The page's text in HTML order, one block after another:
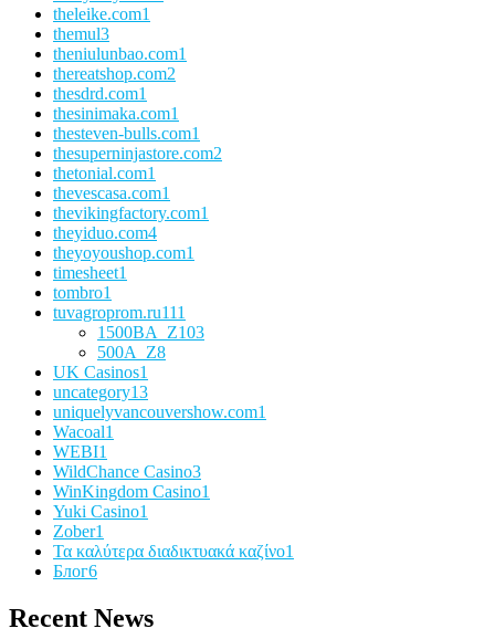
theleike.com1
themul3
theniulunbao.com1
thereatshop.com2
thesdrd.com1
thesinimaka.com1
thesteven-bulls.com1
thesuperninjastore.com2
thetonial.com1
thevescasa.com1
thevikingfactory.com1
theyiduo.com4
theyoyoushop.com1
timesheet1
tombro1
tuvagroprom.ru111
1500BA_Z103
500A_Z8
UK Casinos1
uncategory13
uniquelyvancouvershow.com1
Wacoal1
WEBI1
WildChance Casino3
WinKingdom Casino1
Yuki Casino1
Zober1
Τα καλύτερα διαδικτυακά καζίνο1
Блог6
Recent News